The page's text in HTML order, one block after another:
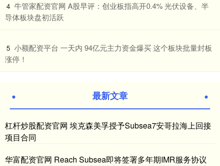
4 ​牛管家配资官网 A股早评：创业板指高开0.4% 光伏设备、半
导体板块盘初活跃
5 ​小额配资平台 一天内 94亿元主力资金爆买 这个板块批量封板
涨停！
最新文章
杠杆炒股配资官网 埃克森美孚授予Subsea7安哥拉海上回接
项目合同
华富配资官网 Reach Subsea即将签署多年期IMR服务协议